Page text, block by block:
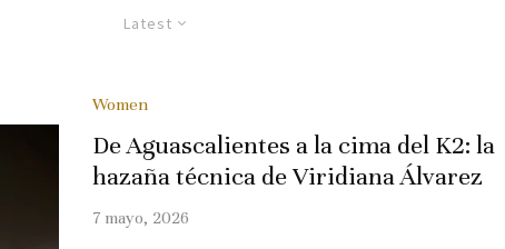
Latest
Women
De Aguascalientes a la cima del K2: la
hazaña técnica de Viridiana Álvarez
7 mayo, 2026